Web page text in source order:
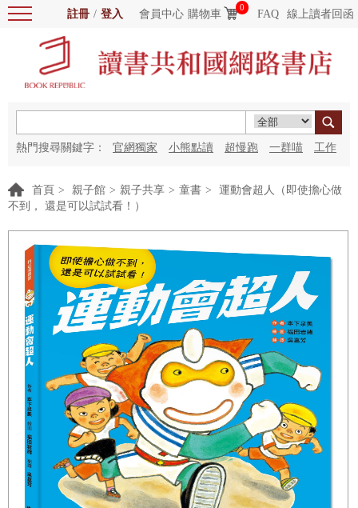
註冊 / 登入 會員中心 購物車
0
FAQ 線上讀者回函
熱門搜尋關鍵字： 官網獨家 小熊點讀 超慢跑 一群喵 工作
首頁 > 親子館 > 親子共享 > 童書 >
運動會超人（即使擔心做
不到， 還是可以試試看！）